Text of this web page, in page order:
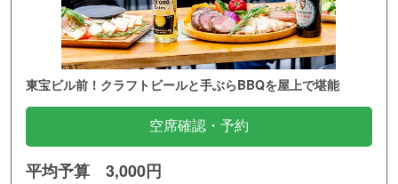
東宝ビル前！クラフトビールと手ぶらBBQを屋上で堪能
空席確認・予約
平均予算 3,000円